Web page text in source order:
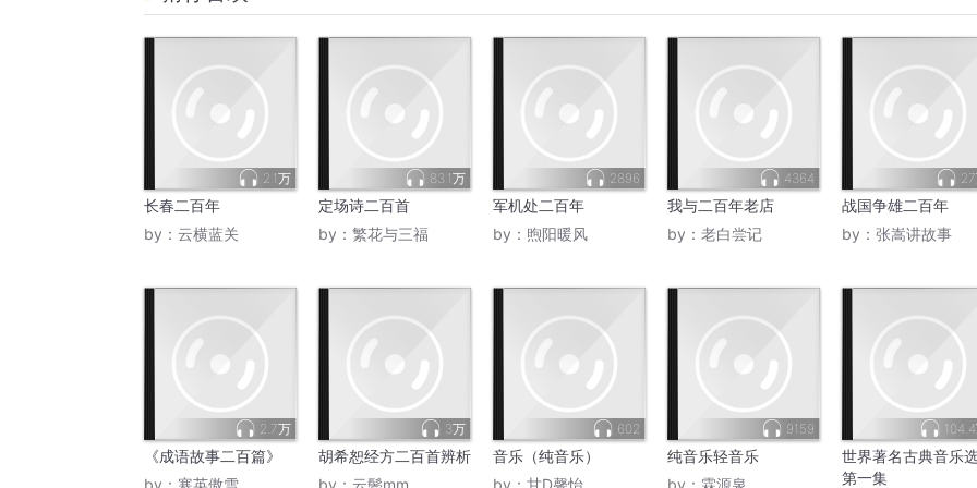
2.1万
长春二百年
by： 云横蓝关
83.1万
定场诗二百首
by： 繁花与三福
2896
军机处二百年
by： 煦阳暖风
4364
我与二百年老店
by： 老白尝记
战国争雄二百年
by： 张嵩讲故事
2.7万
《成语故事二百篇》
by： 寒英傲雪
3万
胡希恕经方二百首辨析
by： 云鬓mm
602
音乐（纯音乐）
by： 甘D馨怡
9159
纯音乐轻音乐
by： 霖源泉
世界著名古典音乐
第一集